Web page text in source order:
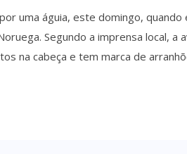
uma águia, este domingo, quando
Segundo a imprensa local, a
na cabeça e tem marca de